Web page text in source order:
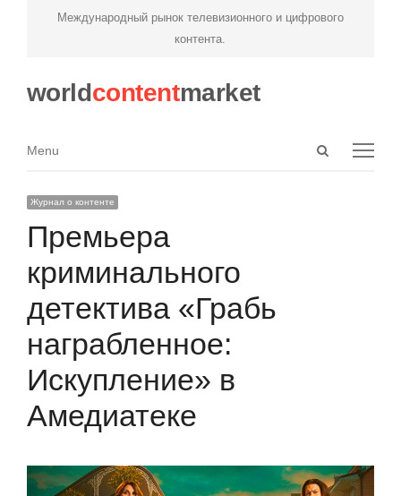
Международный рынок телевизионного и цифрового
контента.
worldcontentmarket
Open
Menu
Menu
Журнал о контенте
Премьера
криминального
детектива «Грабь
награбленное:
Искупление» в
Амедиатеке